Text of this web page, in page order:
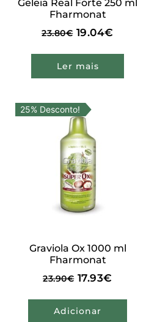
Geleia Real Forte 250 ml
Fharmonat
23.80€ 19.04€
Ler mais
25% Desconto!
Graviola Ox 1000 ml
Fharmonat
23.90€ 17.93€
Adicionar